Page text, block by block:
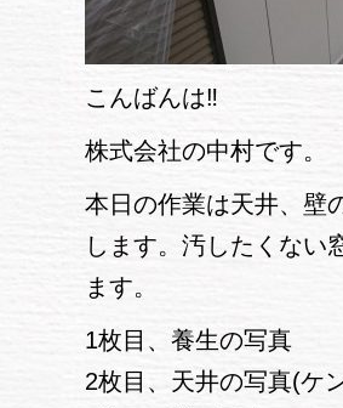
こんばんは‼
株式会社の中村です。
本日の作業は天井、壁
します。汚したくない
ます。
1枚目、養生の写真
2枚目、天井の写真(ケ